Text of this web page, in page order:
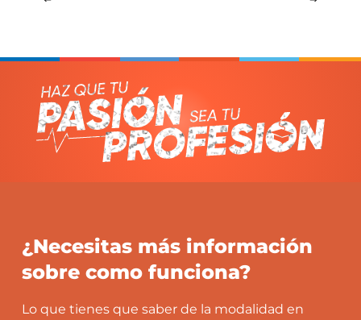
y química para el análisis de pruebas periciales.
¿Necesitas más información
sobre como funciona?
Lo que tienes que saber de la modalidad en